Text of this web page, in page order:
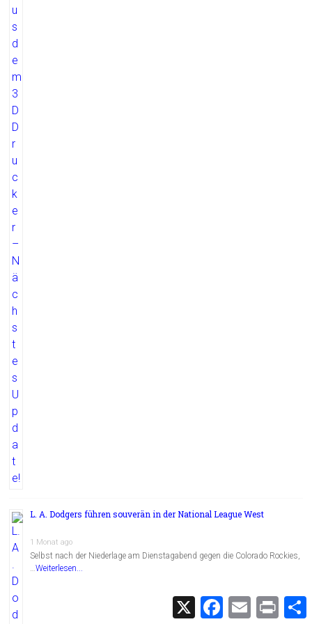
L. A. Dodgers führen souverän in der National League West
1 Monat ago
Selbst nach der Niederlage am Dienstagabend gegen die Colorado Rockies,
…Weiterlesen...
X
F
E
m
P